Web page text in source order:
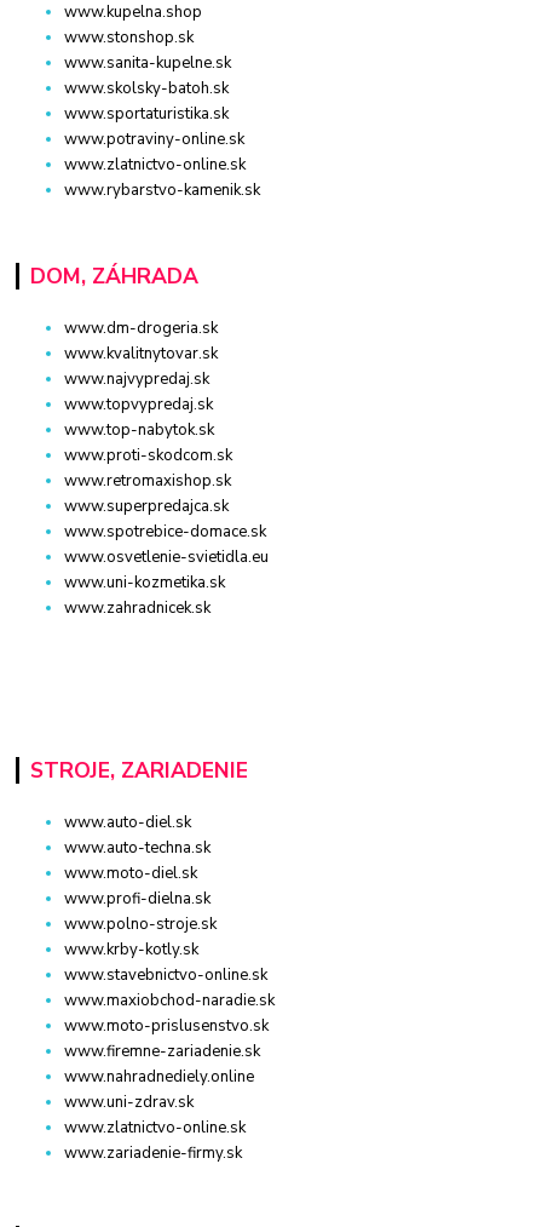
www.kupelna.shop
www.stonshop.sk
www.sanita-kupelne.sk
www.skolsky-batoh.sk
www.sportaturistika.sk
www.potraviny-online.sk
www.zlatnictvo-online.sk
www.rybarstvo-kamenik.sk
DOM, ZÁHRADA
www.dm-drogeria.sk
www.kvalitnytovar.sk
www.najvypredaj.sk
www.topvypredaj.sk
www.top-nabytok.sk
www.proti-skodcom.sk
www.retromaxishop.sk
www.superpredajca.sk
www.spotrebice-domace.sk
www.osvetlenie-svietidla.eu
www.uni-kozmetika.sk
www.zahradnicek.sk
STROJE, ZARIADENIE
www.auto-diel.sk
www.auto-techna.sk
www.moto-diel.sk
www.profi-dielna.sk
www.polno-stroje.sk
www.krby-kotly.sk
www.stavebnictvo-online.sk
www.maxiobchod-naradie.sk
www.moto-prislusenstvo.sk
www.firemne-zariadenie.sk
www.nahradnediely.online
www.uni-zdrav.sk
www.zlatnictvo-online.sk
www.zariadenie-firmy.sk